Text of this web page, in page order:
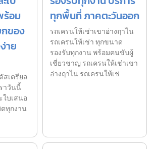
ร้อม
ของ
าย
สเตรียล
าวันนี้
ใบเสนอ
ทุกงาน
ทุกพื้นที่ ภาคตะวันออก
รถเครนให้เช่าเขาอ่างฤาไน
รถเครนให้เช่า ทุกขนาด
รองรับทุกงาน พร้อมคนขับผู้
เชี่ยวชาญ รถเครนให้เช่าเขา
อ่างฤาไน รถเครนให้เช่